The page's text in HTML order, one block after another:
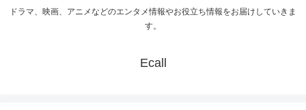
ドラマ、映画、アニメなどのエンタメ情報やお役立ち情報をお届けしていきま
す。
Ecall